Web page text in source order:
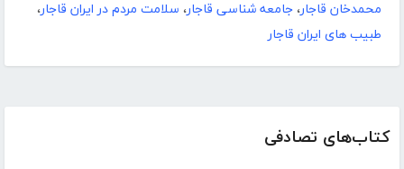
کتاب‌های تصادفی
محمدخان قاجار، جامعه شناسی قاجار، سلامت مردم در ایران قاجار،
طبیب های ایران قاجار